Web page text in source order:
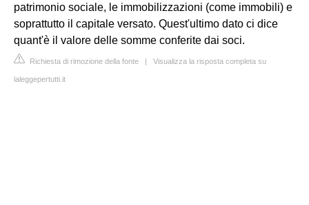
patrimonio sociale, le immobilizzazioni (come immobili) e
soprattutto il capitale versato. Quest'ultimo dato ci dice
quant'è il valore delle somme conferite dai soci.
Richiesta di rimozione della fonte | Visualizza la risposta completa su
laleggepertutti.it